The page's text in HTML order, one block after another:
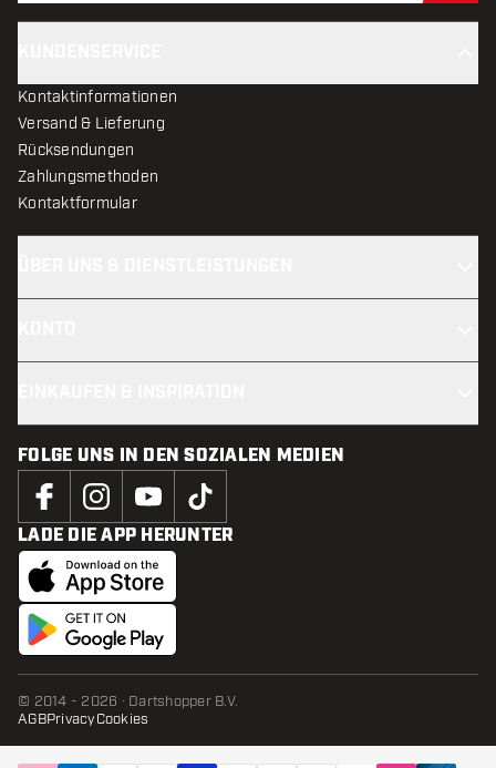
Kontaktinformationen
Versand & Lieferung
Rücksendungen
Zahlungsmethoden
Kontaktformular
FOLGE UNS IN DEN SOZIALEN MEDIEN
LADE DIE APP HERUNTER
© 2014 - 2026 · Dartshopper B.V.
AGBPrivacyCookies